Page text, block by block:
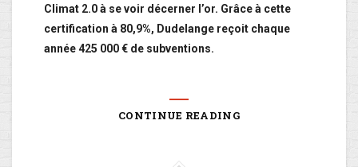
Climat 2.0 à se voir décerner l’or. Grâce à cette
certification à 80,9%, Dudelange reçoit chaque
année 425 000 € de subventions.
CONTINUE READING